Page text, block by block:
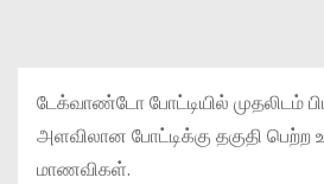
டேக்வாண்டோ போட்டியில் முதலிடம்
அளவிலான போட்டிக்கு தகுதி பெற்ற
மாணவிகள்.